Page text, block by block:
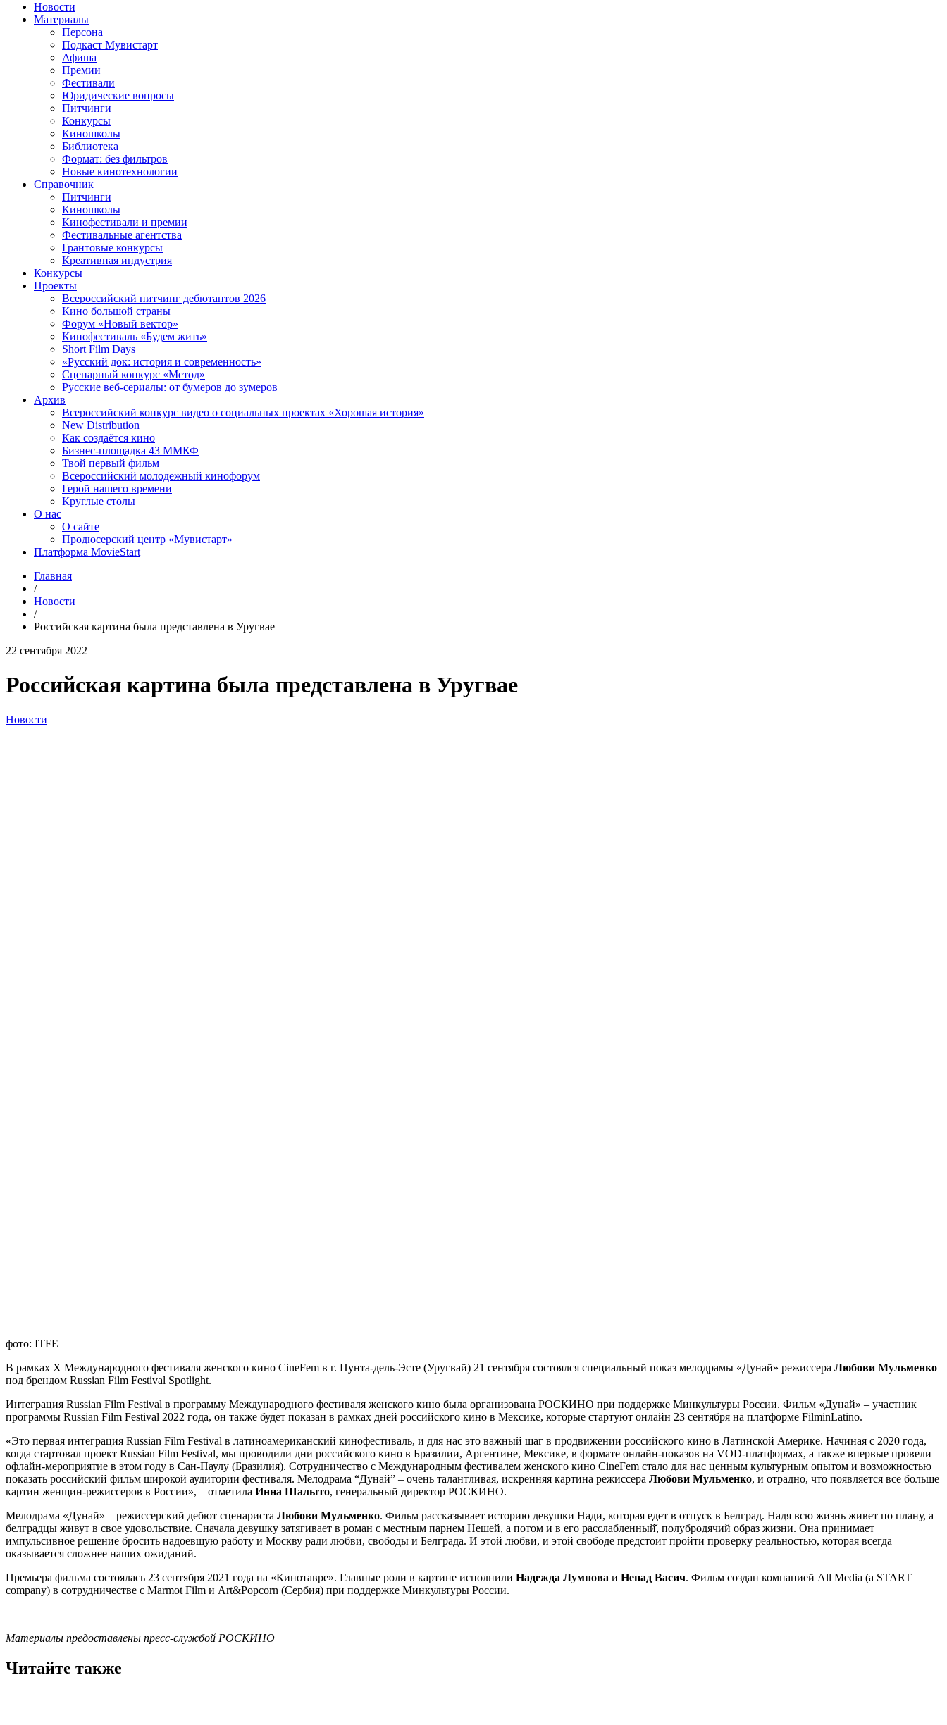
Новости
Материалы
Персона
Подкаст Мувистарт
Афиша
Премии
Фестивали
Юридические вопросы
Питчинги
Конкурсы
Киношколы
Библиотека
Формат: без фильтров
Новые кинотехнологии
Справочник
Питчинги
Киношколы
Кинофестивали и премии
Фестивальные агентства
Грантовые конкурсы
Креативная индустрия
Конкурсы
Проекты
Всероссийский питчинг дебютантов 2026
Кино большой страны
Форум «Новый вектор»
Кинофестиваль «Будем жить»
Short Film Days
«Русский док: история и современность»
Сценарный конкурс «Метод»
Русские веб-сериалы: от бумеров до зумеров
Архив
Всероссийский конкурс видео о социальных проектах «Хорошая история»
New Distribution
Как создаётся кино
Бизнес-площадка 43 ММКФ
Твой первый фильм
Всероссийский молодежный кинофорум
Герой нашего времени
Круглые столы
О нас
О сайте
Продюсерский центр «Мувистарт»
Платформа MovieStart
Главная
/
Новости
/
Российская картина была представлена в Уругвае
22 сентября 2022
Российская картина была представлена в Уругвае
Новости
фото: ITFE
В рамках Х Международного фестиваля женского кино CineFem в г. Пунта-дель-Эсте (Уругвай) 21 сентября состоялся специальный показ мелодрамы «Дунай» режиссера Любови Мульменко
под брендом Russian Film Festival Spotlight.
Интеграция Russian Film Festival в программу Международного фестиваля женского кино была организована РОСКИНО при поддержке Минкультуры России. Фильм «Дунай» – участник
программы Russian Film Festival 2022 года, он также будет показан в рамках дней российского кино в Мексике, которые стартуют онлайн 23 сентября на платформе FilminLatino.
«Это первая интеграция Russian Film Festival в латиноамериканский кинофестиваль, и для нас это важный шаг в продвижении российского кино в Латинской Америке. Начиная с 2020 года,
когда стартовал проект Russian Film Festival, мы проводили дни российского кино в Бразилии, Аргентине, Мексике, в формате онлайн-показов на VOD-платформах, а также впервые провели
офлайн-мероприятие в этом году в Сан-Паулу (Бразилия). Сотрудничество с Международным фестивалем женского кино CineFem стало для нас ценным культурным опытом и возможностью
показать российский фильм широкой аудитории фестиваля. Мелодрама “Дунай” – очень талантливая, искренняя картина режиссера Любови Мульменко, и отрадно, что появляется все больше
картин женщин-режиссеров в России», – отметила Инна Шалыто, генеральный директор РОСКИНО.
Мелодрама «Дунай» – режиссерский дебют сценариста Любови Мульменко. Фильм рассказывает историю девушки Нади, которая едет в отпуск в Белград. Надя всю жизнь живет по плану, а
белградцы живут в свое удовольствие. Сначала девушку затягивает в роман с местным парнем Нешей, а потом и в его расслабленный̆, полубродячий образ жизни. Она принимает
импульсивное решение бросить надоевшую работу и Москву ради любви, свободы и Белграда. И этой любви, и этой свободе предстоит пройти проверку реальностью, которая всегда
оказывается сложнее наших ожиданий.
Премьера фильма состоялась 23 сентября 2021 года на «Кинотавре». Главные роли в картине исполнили Надежда Лумпова и Ненад Васич. Фильм создан компанией All Media (a START
company) в сотрудничестве с Marmot Film и Art&Popcorn (Сербия) при поддержке Минкультуры России.
Материалы предоставлены пресс-службой РОСКИНО
Читайте также